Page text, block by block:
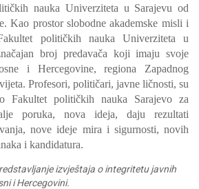
nauka Univerziteta u Sarajevu od
Kao prostor slobodne akademske misli i
političkih nauka Univerziteta u
broj predavača koji imaju svoje
i Hercegovine, regiona Zapadnog
Profesori, političari, javne ličnosti, su
Fakultet političkih nauka Sarajevo za
poruka, nova ideja, daju rezultati
nove ideje mira i sigurnosti, novih
i kandidatura.
izvještaja o integritetu javnih
i Hercegovini.